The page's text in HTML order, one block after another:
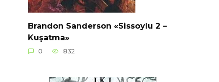
Brandon Sanderson «Sissoylu 2 –
Kuşatma»
0 832